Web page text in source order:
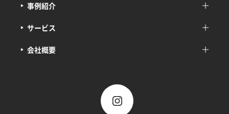
サービス
事例紹介
会社概要